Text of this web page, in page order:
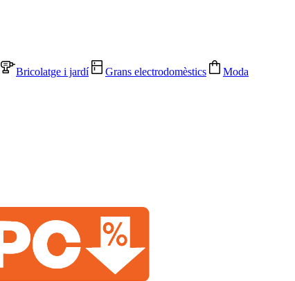
Bricolatge i jardí Grans electrodomèstics Moda